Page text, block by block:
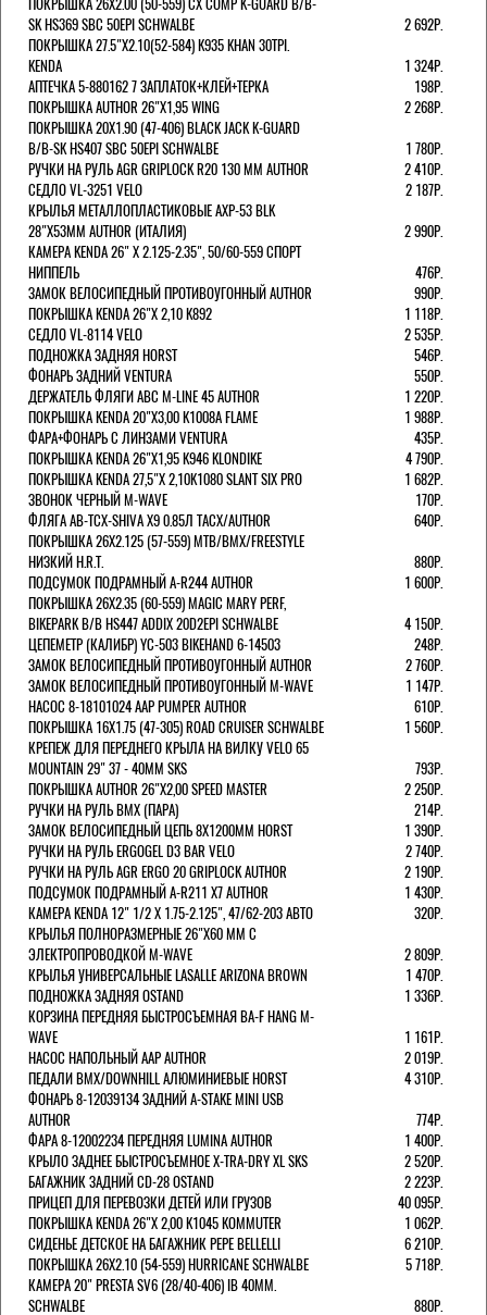
SK HS369 SBC 50EPI SCHWALBE
2 692Р.
ПОКРЫШКА 27.5"Х2.10(52-584) K935 KHAN 30TPI.
KENDA
1 324Р.
АПТЕЧКА 5-880162 7 ЗАПЛАТОК+КЛЕЙ+ТЕРКА
198Р.
ПОКРЫШКА AUTHOR 26"Х1,95 WING
2 268Р.
ПОКРЫШКА 20X1.90 (47-406) BLACK JACK K-GUARD
B/B-SK HS407 SBC 50EPI SCHWALBE
1 780Р.
РУЧКИ НА РУЛЬ AGR GRIPLOCK R20 130 ММ AUTHOR
2 410Р.
СЕДЛО VL-3251 VELO
2 187Р.
КРЫЛЬЯ МЕТАЛЛОПЛАСТИКОВЫЕ AXP-53 BLK
28"Х53ММ AUTHOR (ИТАЛИЯ)
2 990Р.
КАМЕРА KENDA 26" Х 2.125-2.35", 50/60-559 СПОРТ
НИППЕЛЬ
476Р.
ЗАМОК ВЕЛОСИПЕДНЫЙ ПРОТИВОУГОННЫЙ AUTHOR
990Р.
ПОКРЫШКА KENDA 26"Х 2,10 K892
1 118Р.
СЕДЛО VL-8114 VELO
2 535Р.
ПОДНОЖКА ЗАДНЯЯ HORST
546Р.
ФОНАРЬ ЗАДНИЙ VENTURA
550Р.
ДЕРЖАТЕЛЬ ФЛЯГИ АВС M-LINE 45 AUTHOR
1 220Р.
ПОКРЫШКА KENDA 20"Х3,00 K1008A FLAME
1 988Р.
ФАРА+ФОНАРЬ С ЛИНЗАМИ VENTURA
435Р.
ПОКРЫШКА KENDA 26"Х1,95 K946 KLONDIKE
4 790Р.
ПОКРЫШКА KENDA 27,5"Х 2,10K1080 SLANT SIX PRO
1 682Р.
ЗВОНОК ЧЕРНЫЙ M-WAVE
170Р.
ФЛЯГА AB-TCX-SHIVA X9 0.85Л TACX/AUTHOR
640Р.
ПОКРЫШКА 26X2.125 (57-559) MTB/BMX/FREESTYLE
НИЗКИЙ H.R.T.
880Р.
ПОДСУМОК ПОДРАМНЫЙ A-R244 AUTHOR
1 600Р.
ПОКРЫШКА 26X2.35 (60-559) MAGIC MARY PERF,
BIKEPARK B/B HS447 ADDIX 20D2EPI SCHWALBE
4 150Р.
ЦЕПЕМЕТР (КАЛИБР) YC-503 BIKEHAND 6-14503
248Р.
ЗАМОК ВЕЛОСИПЕДНЫЙ ПРОТИВОУГОННЫЙ AUTHOR
2 760Р.
ЗАМОК ВЕЛОСИПЕДНЫЙ ПРОТИВОУГОННЫЙ M-WAVE
1 147Р.
НАСОС 8-18101024 AAP PUMPER AUTHOR
610Р.
ПОКРЫШКА 16X1.75 (47-305) ROAD CRUISER SCHWALBE
1 560Р.
КРЕПЕЖ ДЛЯ ПЕРЕДНЕГО КРЫЛА НА ВИЛКУ VELO 65
MOUNTAIN 29" 37 - 40ММ SKS
793Р.
ПОКРЫШКА AUTHOR 26"Х2,00 SPEED MASTER
2 250Р.
РУЧКИ НА РУЛЬ BMX (ПАРА)
214Р.
ЗАМОК ВЕЛОCИПЕДНЫЙ ЦЕПЬ 8Х1200ММ HORST
1 390Р.
РУЧКИ НА РУЛЬ ERGOGEL D3 BAR VELO
2 740Р.
РУЧКИ НА РУЛЬ AGR ERGO 20 GRIPLOCK AUTHOR
2 190Р.
ПОДСУМОК ПОДРАМНЫЙ A-R211 X7 AUTHOR
1 430Р.
КАМЕРА KENDA 12" 1/2 Х 1.75-2.125", 47/62-203 АВТО
320Р.
КРЫЛЬЯ ПОЛНОРАЗМЕРНЫЕ 26"Х60 ММ С
ЭЛЕКТРОПРОВОДКОЙ M-WAVE
2 809Р.
КРЫЛЬЯ УНИВЕРСАЛЬНЫЕ LASALLE ARIZONA BROWN
1 470Р.
ПОДНОЖКА ЗАДНЯЯ OSTAND
1 336Р.
КОРЗИНА ПЕРЕДНЯЯ БЫСТРОСЪЕМНАЯ BA-F HANG M-
WAVE
1 161Р.
НАСОС НАПОЛЬНЫЙ AAP AUTHOR
2 019Р.
ПЕДАЛИ BMX/DOWNHILL АЛЮМИНИЕВЫЕ HORST
4 310Р.
ФОНАРЬ 8-12039134 ЗАДНИЙ A-STAKE MINI USB
AUTHOR
774Р.
ФАРА 8-12002234 ПЕРЕДНЯЯ LUMINA AUTHOR
1 400Р.
КРЫЛО ЗАДНЕЕ БЫСТРОСЪЕМНОЕ X-TRA-DRY XL SKS
2 520Р.
БАГАЖНИК ЗАДНИЙ CD-28 OSTAND
2 223Р.
ПРИЦЕП ДЛЯ ПЕРЕВОЗКИ ДЕТЕЙ ИЛИ ГРУЗОВ
40 095Р.
ПОКРЫШКА KENDA 26"Х 2,00 K1045 KOMMUTER
1 062Р.
СИДЕНЬЕ ДЕТСКОЕ НА БАГАЖНИК PEPE BELLELLI
6 210Р.
ПОКРЫШКА 26X2.10 (54-559) HURRICANE SCHWALBE
5 718Р.
КАМЕРА 20" PRESTA SV6 (28/40-406) IB 40MM.
SCHWALBE
880Р.